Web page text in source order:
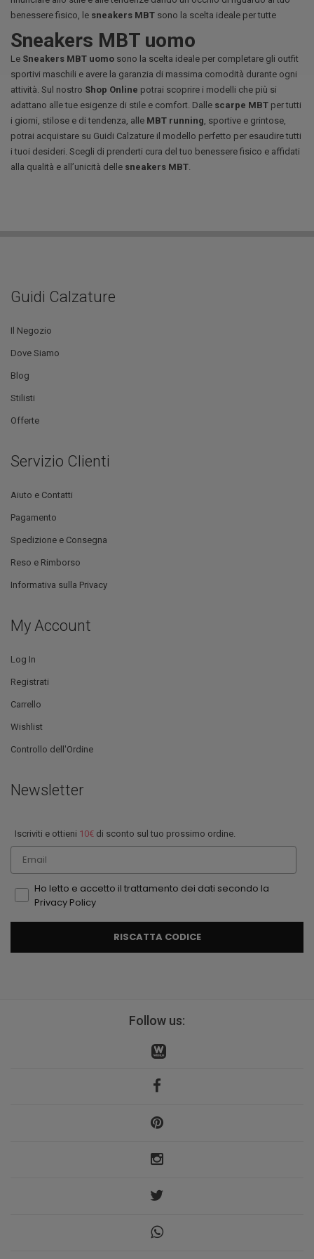
benessere fisico, le sneakers MBT sono la scelta ideale per tutte
Sneakers MBT uomo
Le Sneakers MBT uomo sono la scelta ideale per completare gli outfit
sportivi maschili e avere la garanzia di massima comodità durante ogni
attività. Sul nostro Shop Online potrai scoprire i modelli che più si
adattano alle tue esigenze di stile e comfort. Dalle scarpe MBT per tutti
i giorni, stilose e di tendenza, alle MBT running , sportive e grintose,
potrai acquistare su Guidi Calzature il modello perfetto per esaudire tutti
i tuoi desideri. Scegli di prenderti cura del tuo benessere fisico e affidati
alla qualità e all’unicità delle sneakers MBT
Guidi Calzature
Il Negozio
Dove Siamo
Blog
Stilisti
Offerte
Servizio Clienti
Aiuto e Contatti
Pagamento
Spedizione e Consegna
Reso e Rimborso
Informativa sulla Privacy
My Account
Log In
Registrati
Carrello
Wishlist
Controllo dell'Ordine
Newsletter
Iscriviti e ottieni 10€ di sconto sul tuo prossimo ordine.
Email
Ho letto e accetto il trattamento dei dati secondo la
Privacy Policy
RISCATTA CODICE
Follow us: